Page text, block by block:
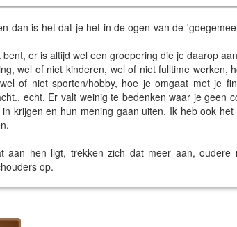
dan is het dat je het in de ogen van de
er is altijd wel een groepering die je daarop
wel of niet kinderen, wel of niet fulltime werken,
of niet sporten/hobby, hoe je omgaat met je
echt. Er valt weinig te bedenken waar je geen
krijgen en hun mening gaan uiten. Ik heb ook het
aan hen ligt, trekken zich dat meer aan, oudere
op.